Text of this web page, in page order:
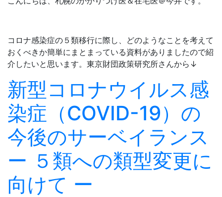
コロナ感染症の５類移行に際し、どのようなことを考えて
おくべきか簡単にまとまっている資料がありましたので紹
介したいと思います。東京財団政策研究所さんから↓
新型コロナウイルス感
染症（COVID-19）の
今後のサーベイランス
ー ５類への類型変更に
向けて ー